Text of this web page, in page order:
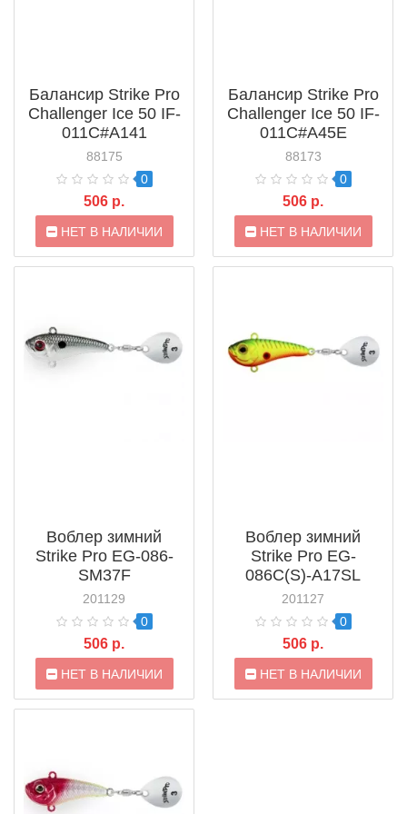
Балансир Strike Pro
Challenger Ice 50 IF-
011C#A141
88175
0
506 р.
НЕТ В НАЛИЧИИ
Балансир Strike Pro
Challenger Ice 50 IF-
011C#A45E
88173
0
506 р.
НЕТ В НАЛИЧИИ
Воблер зимний
Strike Pro EG-086-
SM37F
201129
0
506 р.
НЕТ В НАЛИЧИИ
Воблер зимний
Strike Pro EG-
086C(S)-A17SL
201127
0
506 р.
НЕТ В НАЛИЧИИ